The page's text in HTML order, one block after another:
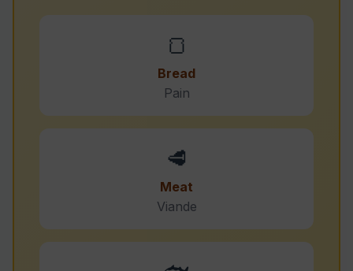
🍞
Bread
Pain
🥩
Meat
Viande